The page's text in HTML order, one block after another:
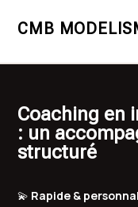
CMB
Coaching en
: un
structuré
💫 Rapide &